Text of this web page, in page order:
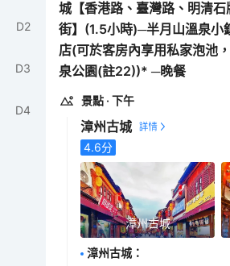
D2
D3
D4
城【香港路、臺灣路、明清
街】(1.5小時)─半月山溫泉小
店(可於客房內享用私家泡池
泉公園(註22))* ─晚餐
景點 · 下午
漳州古城
4.6分
漳州古城
漳州古城：